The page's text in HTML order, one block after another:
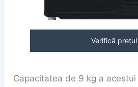
Verifică prețul
Capacitatea de 9 kg a